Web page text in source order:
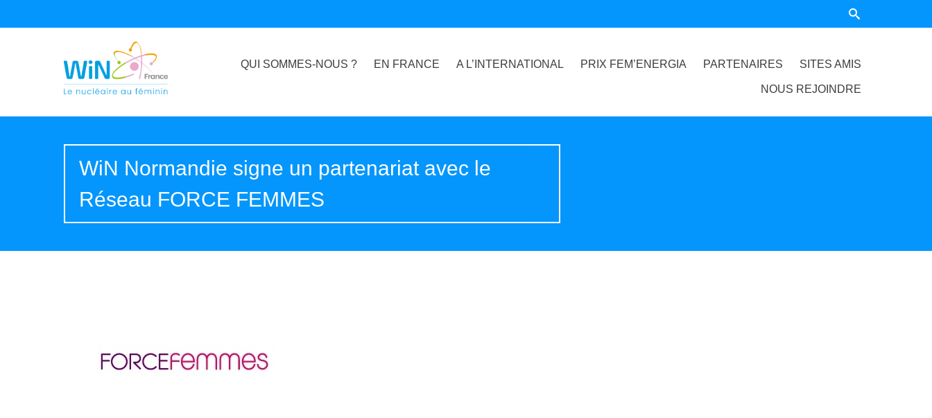
QUI SOMMES-NOUS ? EN FRANCE A L’INTERNATIONAL PRIX FEM’ENERGIA PARTENAIRES SITES AMIS
NOUS REJOINDRE
WiN Normandie signe un partenariat avec le
Réseau FORCE FEMMES